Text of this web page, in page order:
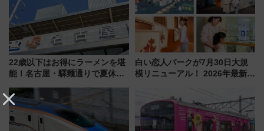
22歳以下はお得にラーメンを堪
能！名古屋・驛麺通りで夏休み
よりスタート
白い恋人パークが7月30日大規
模リニューアル！ 2026年最新の
と料金・アクセスを徹底解説
（札幌市）